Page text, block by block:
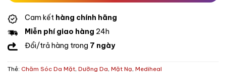
Cam kết hàng chính hãng
Miễn phí giao hàng 24h
Đổi/trả hàng trong 7 ngày
Thẻ: Chăm Sóc Da Mặt, Dưỡng Da, Mặt Nạ, Mediheal